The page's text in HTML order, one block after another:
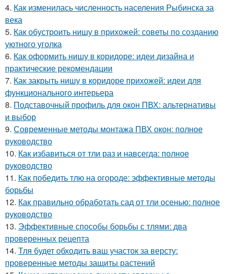
4. Как изменилась численность населения Рыбинска за
века
5. Как обустроить нишу в прихожей: советы по созданию
уютного уголка
6. Как оформить нишу в коридоре: идеи дизайна и
практические рекомендации
7. Как закрыть нишу в коридоре прихожей: идеи для
функционального интерьера
8. Подставочный профиль для окон ПВХ: альтернативы
и выбор
9. Современные методы монтажа ПВХ окон: полное
руководство
10. Как избавиться от тли раз и навсегда: полное
руководство
11. Как победить тлю на огороде: эффективные методы
борьбы
12. Как правильно обработать сад от тли осенью: полное
руководство
13. Эффективные способы борьбы с тлями: два
проверенных рецепта
14. Тля будет обходить ваш участок за версту:
проверенные методы защиты растений